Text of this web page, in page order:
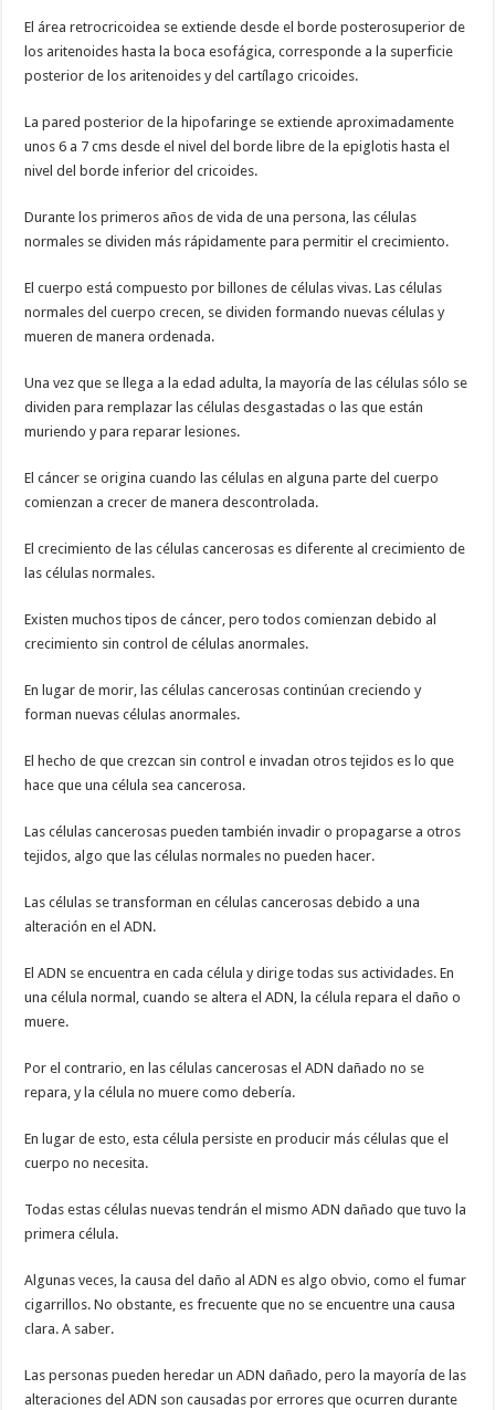
El área retrocricoidea se extiende desde el borde posterosuperior de
los aritenoides hasta la boca esofágica, corresponde a la superficie
posterior de los aritenoides y del cartílago cricoides.
La pared posterior de la hipofaringe se extiende aproximadamente
unos 6 a 7 cms desde el nivel del borde libre de la epiglotis hasta el
nivel del borde inferior del cricoides.
Durante los primeros años de vida de una persona, las células
normales se dividen más rápidamente para permitir el crecimiento.
El cuerpo está compuesto por billones de células vivas. Las células
normales del cuerpo crecen, se dividen formando nuevas células y
mueren de manera ordenada.
Una vez que se llega a la edad adulta, la mayoría de las células sólo se
dividen para remplazar las células desgastadas o las que están
muriendo y para reparar lesiones.
El cáncer se origina cuando las células en alguna parte del cuerpo
comienzan a crecer de manera descontrolada.
El crecimiento de las células cancerosas es diferente al crecimiento de
las células normales.
Existen muchos tipos de cáncer, pero todos comienzan debido al
crecimiento sin control de células anormales.
En lugar de morir, las células cancerosas continúan creciendo y
forman nuevas células anormales.
El hecho de que crezcan sin control e invadan otros tejidos es lo que
hace que una célula sea cancerosa.
Las células cancerosas pueden también invadir o propagarse a otros
tejidos, algo que las células normales no pueden hacer.
Las células se transforman en células cancerosas debido a una
alteración en el ADN.
El ADN se encuentra en cada célula y dirige todas sus actividades. En
una célula normal, cuando se altera el ADN, la célula repara el daño o
muere.
Por el contrario, en las células cancerosas el ADN dañado no se
repara, y la célula no muere como debería.
En lugar de esto, esta célula persiste en producir más células que el
cuerpo no necesita.
Todas estas células nuevas tendrán el mismo ADN dañado que tuvo la
primera célula.
Algunas veces, la causa del daño al ADN es algo obvio, como el fumar
cigarrillos. No obstante, es frecuente que no se encuentre una causa
clara. A saber.
Las personas pueden heredar un ADN dañado, pero la mayoría de las
alteraciones del ADN son causadas por errores que ocurren durante